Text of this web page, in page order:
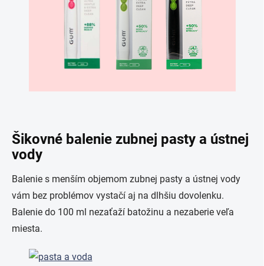
Šikovné balenie zubnej pasty a ústnej
vody
Balenie s menším objemom zubnej pasty a ústnej vody
vám bez problémov vystačí aj na dlhšiu dovolenku.
Balenie do 100 ml nezaťaží batožinu a nezaberie veľa
miesta.